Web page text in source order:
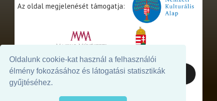
Oldalunk cookie-kat használ a felhasználói
élmény fokozásához és látogatási statisztikák
gyűjtéséhez.
Az oldal megjelenését támogatja: